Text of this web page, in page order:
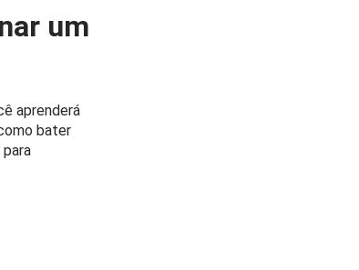
um
aprenderá
bater